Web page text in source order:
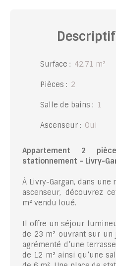
Descriptif
Surface : 42.71 m²
Pièces : 2
Salle de bains : 1
Ascenseur : Oui
Appartement 2
stationnement – Livry-
À Livry-Gargan, dans
ascenseur, découvrez
m² vendu loué.
Il offre un séjour
de 23 m² ouvrant sur
agrémenté d’une
de 12 m² ainsi qu’une